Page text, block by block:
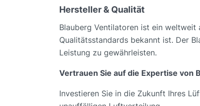
Hersteller & Qualität
Blauberg Ventilatoren ist ein
Qualitätsstandards bekannt ist. Der
Leistung zu gewährleisten.
Vertrauen Sie auf die Expertise von
Investieren Sie in die Zukunft Ihres